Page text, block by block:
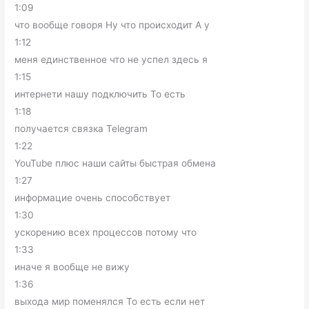
1:09
что вообще говоря Ну что происходит А у
1:12
меня единственное что не успел здесь я
1:15
интернети нашу подключить То есть
1:18
получается связка Telegram
1:22
YouTube плюс наши сайты быстрая обмена
1:27
информацие очень способствует
1:30
ускорению всех процессов потому что
1:33
иначе я вообще не вижу
1:36
выхода мир поменялся То есть если нет